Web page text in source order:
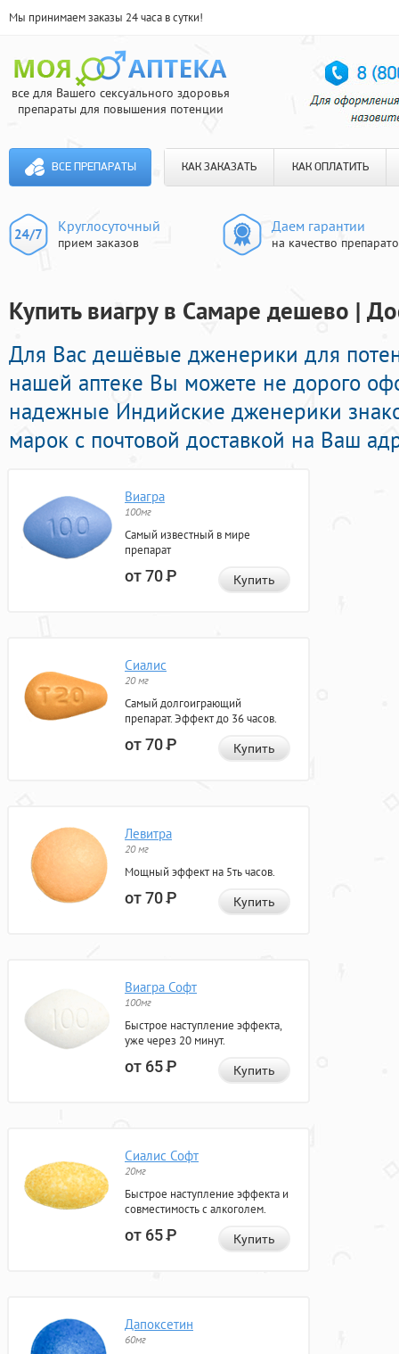
Мы принимаем заказы 24 часа в сутки!
все для Вашего сексуального здоровья
препараты для повышения потенции
ВСЕ ПРЕПАРАТЫ КАК ЗАКАЗАТЬ КАК ОПЛАТИТЬ
Круглосуточный
прием заказов
Даем гарантии
на качество
Купить виагру в Самаре дешево |
Для Вас дешёвые дженерики для
нашей аптеке Вы можете не дорого
надежные Индийские дженерики
марок с почтовой доставкой на Ваш
Виагра
100мг
Самый известный в мире
препарат
от 70Р Купить
Сиалис
20 мг
Самый долгоиграющий
препарат. Эффект до 36 часов.
от 70Р Купить
Левитра
20 мг
Мощный эффект на 5ть часов.
от 70Р Купить
Виагра Софт
100мг
Быстрое наступление эффекта,
уже через 20 минут.
от 65Р Купить
Сиалис Софт
20мг
Быстрое наступление эффекта и
совместимость с алкоголем.
от 65Р Купить
Дапоксетин
60мг